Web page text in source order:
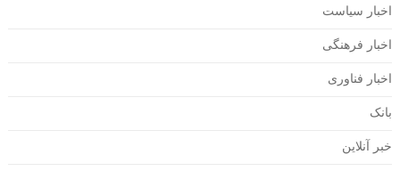
اخبار سیاست
اخبار فرهنگی
اخبار فناوری
بانک
خبر آنلاین